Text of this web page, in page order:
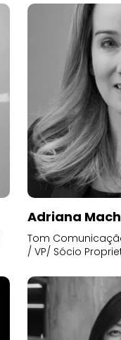
Adriana
Tom
/ VP/ Sócio